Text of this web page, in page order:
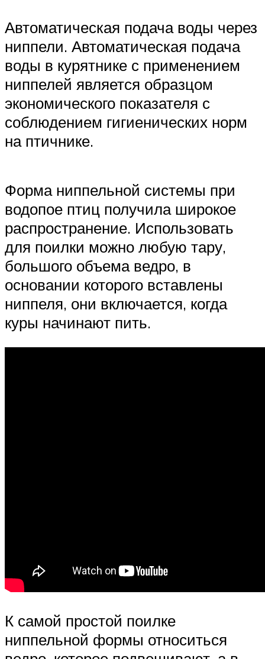
Автоматическая подача воды через
ниппели. Автоматическая подача
воды в курятнике с применением
ниппелей является образцом
экономического показателя с
соблюдением гигиенических норм
на птичнике.
Форма ниппельной системы при
водопое птиц получила широкое
распространение. Использовать
для поилки можно любую тару,
большого объема ведро, в
основании которого вставлены
ниппеля, они включается, когда
куры начинают пить.
К самой простой поилке
ниппельной формы относиться